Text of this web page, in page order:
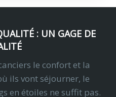
: UN GAGE DE
le confort et la
ils vont séjourner, le
en étoiles ne suffit pas.